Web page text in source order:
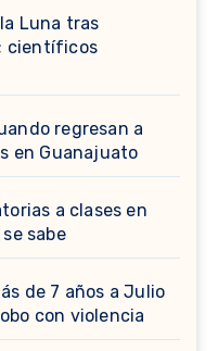
Luna tras
científicos
regresan a
en Guanajuato
a clases en
sabe
de 7 años a Julio
con violencia